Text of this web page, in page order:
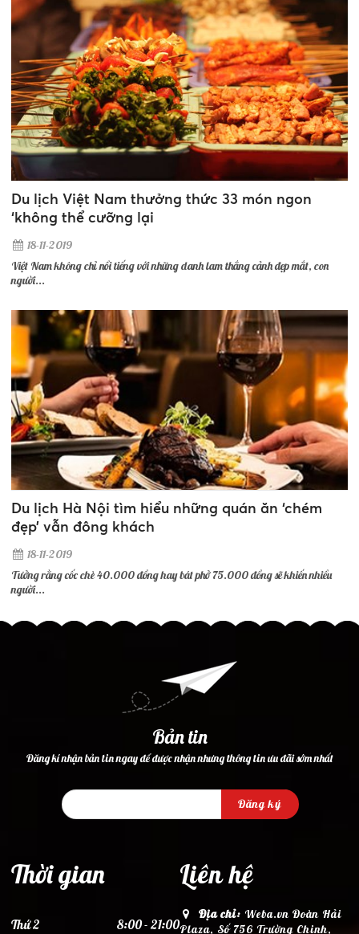
Du lịch Việt Nam thưởng thức 33 món ngon
‘không thể cưỡng lại
18-11-2019
Việt Nam không chỉ nổi tiếng với những danh lam thắng cảnh đẹp mắt, con
người...
Du lịch Hà Nội tìm hiểu những quán ăn ‘chém
đẹp’ vẫn đông khách
18-11-2019
Tưởng rằng cốc chè 40.000 đồng hay bát phở 75.000 đồng sẽ khiến nhiều
người...
Bản tin
Đăng kí nhận bản tin ngay để được nhận nhưng thông tin ưu đãi sớm nhất
Đăng ký
Thời gian
Thứ 2 8:00 - 21:00
Liên hệ
Địa chỉ: Weba.vn Đoàn Hải
Plaza, Số 756 Trường Chinh,